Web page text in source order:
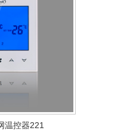
温控器221